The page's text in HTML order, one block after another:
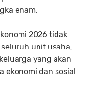
enam.
2026 tidak
unit usaha,
yang akan
ekonomi dan sosial